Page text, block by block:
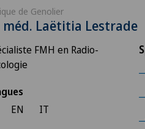
de Genolier
méd. Laëtitia Lestrade
FMH en Radio-
EN IT